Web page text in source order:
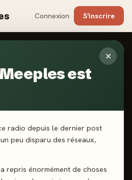
Connexion S'inscrire
✕
est
radio depuis le dernier post
peu disparu des réseaux,
repris énormément de choses